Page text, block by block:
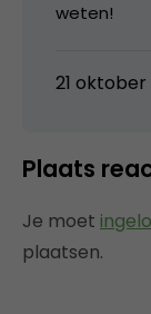
weten!
21 oktober
Plaats
Je moet
plaatsen.